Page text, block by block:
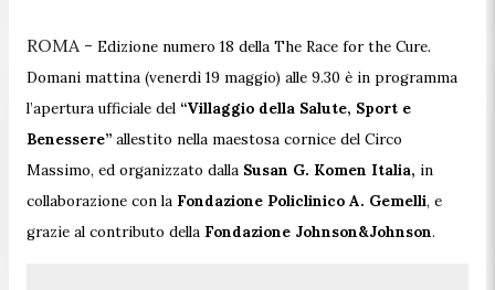
ROMA - Edizione numero 18 della The Race for the Cure.
Domani mattina (venerdì 19 maggio) alle 9.30 è in programma
l’apertura ufficiale del “Villaggio della Salute, Sport e
Benessere” allestito nella maestosa cornice del Circo
Massimo, ed organizzato dalla Susan G. Komen Italia, in
collaborazione con la Fondazione Policlinico A. Gemelli, e
grazie al contributo della Fondazione Johnson&Johnson.